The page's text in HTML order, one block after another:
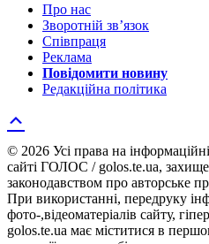
Про нас
Зворотній зв’язок
Співпраця
Реклама
Повідомити новину
Редакційна політика
© 2026 Усі права на
сайті ГОЛОС / golos.te.ua,
законодавством про авторське
При використанні, передруку
фото-,відеоматеріалів сайту,
golos.te.ua має міститися в